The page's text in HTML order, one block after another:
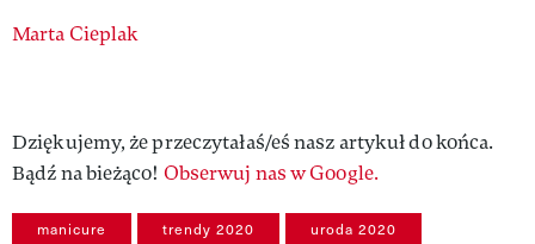
Authors
Marta Cieplak
Dziękujemy, że przeczytałaś/eś nasz artykuł do końca.
Bądź na bieżąco! Obserwuj nas w Google.
manicure trendy 2020 uroda 2020